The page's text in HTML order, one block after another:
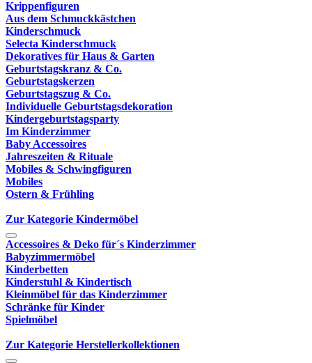
Krippenfiguren
Aus dem Schmuckkästchen
Kinderschmuck
Selecta Kinderschmuck
Dekoratives für Haus & Garten
Geburtstagskranz & Co.
Geburtstagskerzen
Geburtstagszug & Co.
Individuelle Geburtstagsdekoration
Kindergeburtstagsparty
Im Kinderzimmer
Baby Accessoires
Jahreszeiten & Rituale
Mobiles & Schwingfiguren
Mobiles
Ostern & Frühling
Zur Kategorie Kindermöbel
Accessoires & Deko für´s Kinderzimmer
Babyzimmermöbel
Kinderbetten
Kinderstuhl & Kindertisch
Kleinmöbel für das Kinderzimmer
Schränke für Kinder
Spielmöbel
Zur Kategorie Herstellerkollektionen